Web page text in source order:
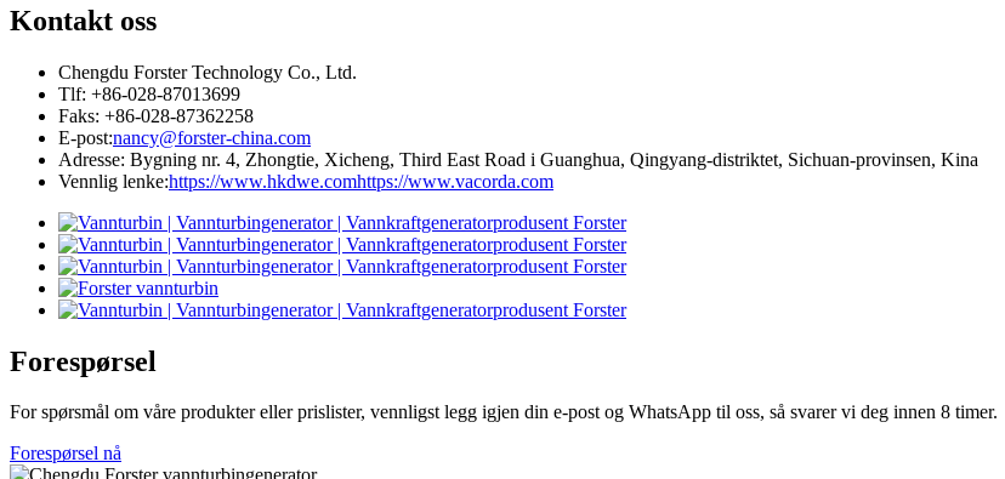
Vannkraftsystemer Francis turbingenerator...
100KW 500KW 1MW 2MW hydraulisk Francis-turbinpris ...
Hydraulisk turbingenerator 250KW vannkraft Fran...
Mikro-Turgo-turbin Mini-vannkraftløsning 20KW–50KW
Forster vannkraft Kaplan turbingenerator Pris...
320KW hydraulisk Francis vannturbingenerator med ...
1200 kW vannkraftig Pelton-turbingenerator
Kontakt oss
Chengdu Forster Technology Co., Ltd.
Tlf: +86-028-87013699
Faks: +86-028-87362258
E-post:nancy@forster-china.com
Adresse: Bygning nr. 4, Zhongtie, Xicheng, Third East Road i Guanghua, Qingyang-distriktet, Sichuan-provinsen, Kina
Vennlig lenke:https://www.hkdwe.comhttps://www.vacorda.com
Forespørsel
For spørsmål om våre produkter eller prislister, vennligst legg igjen din e-post og WhatsApp til oss, så svarer vi deg innen 8 timer.
Forespørsel nå